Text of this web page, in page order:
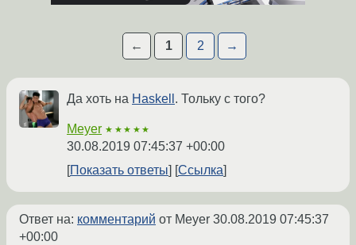
← 1 2 →
Да хоть на Haskell . Тольку с того?
Meyer ★★★★★
30.08.2019 07:45:37 +00:00
Показать ответы
Ссылка
Ответ на: комментарий от Meyer 30.08.2019 07:45:37
+00:00